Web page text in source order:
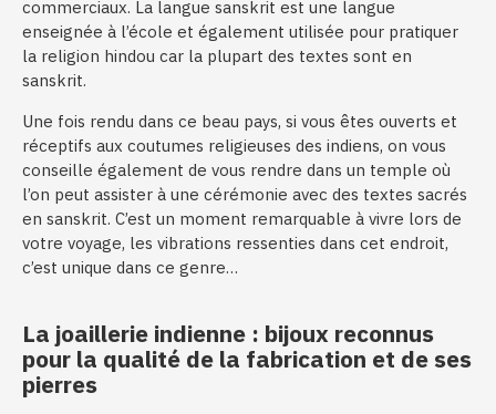
commerciaux. La langue sanskrit est une langue
enseignée à l’école et également utilisée pour pratiquer
la religion hindou car la plupart des textes sont en
sanskrit.
Une fois rendu dans ce beau pays, si vous êtes ouverts et
réceptifs aux coutumes religieuses des indiens, on vous
conseille également de vous rendre dans un temple où
l’on peut assister à une cérémonie avec des textes sacrés
en sanskrit. C’est un moment remarquable à vivre lors de
votre voyage, les vibrations ressenties dans cet endroit,
c’est unique dans ce genre…
La joaillerie indienne : bijoux reconnus
pour la qualité de la fabrication et de ses
pierres